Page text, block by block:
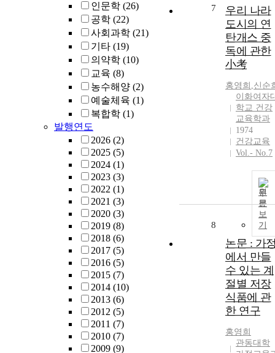
인문학 (26)
공학 (22)
사회과학 (21)
기타 (19)
의약학 (10)
교육 (8)
농수해양 (2)
예술체육 (1)
복합학 (1)
발행연도
2026 (2)
2025 (5)
2024 (1)
2023 (3)
2022 (1)
2021 (3)
2020 (3)
2019 (8)
2018 (6)
2017 (5)
2016 (5)
2015 (7)
2014 (10)
2013 (6)
2012 (5)
2011 (7)
2010 (7)
2009 (9)
7
우리 나라
도시의 연
탄개스 중
독에 관한
小考
홍영희 ,신순
이화여자
학교 건강
교육학과
1974
건강교육
Vol.- No.7
원
문
보
기
8
논문 : 가
에서 만들
수 있는 계
절별 저장
식품에 관
한 연구
홍영희
관동대학